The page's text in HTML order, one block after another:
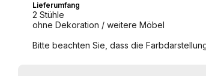
Lieferumfang
2 Stühle
ohne Dekoration / weitere Möbel
Bitte beachten Sie, dass die